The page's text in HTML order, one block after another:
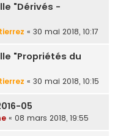
"Dérivés -
« 30 mai 2018, 10:17
"Propriétés du
« 30 mai 2018, 10:15
05
« 08 mars 2018, 19:55